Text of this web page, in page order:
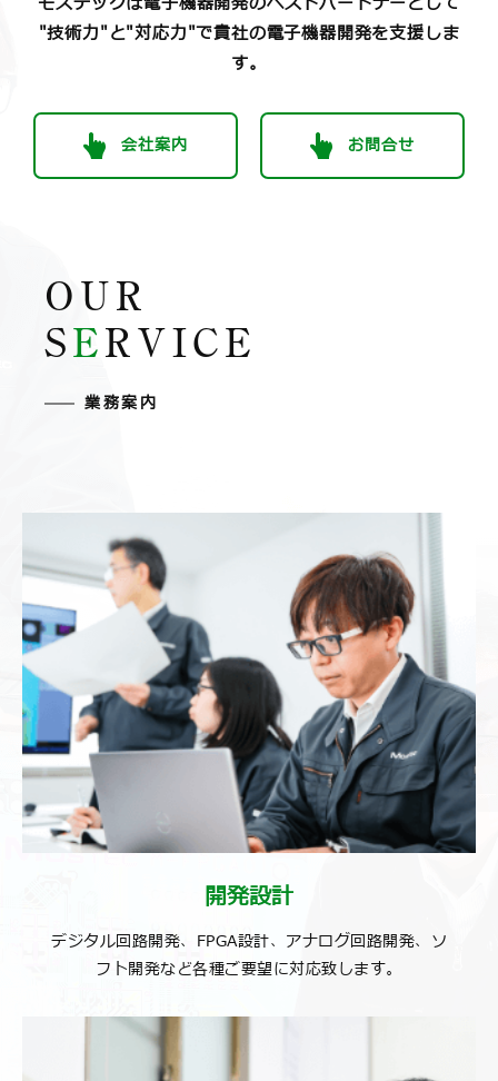
"技術力"と"対応力"で貴社の電子機器開発を支援しま
す。
会社案内 お問合せ
OUR
S E RVICE
業務案内
開発設計
デジタル回路開発、FPGA設計、アナログ回路開発、ソ
フト開発など各種ご要望に対応致します。